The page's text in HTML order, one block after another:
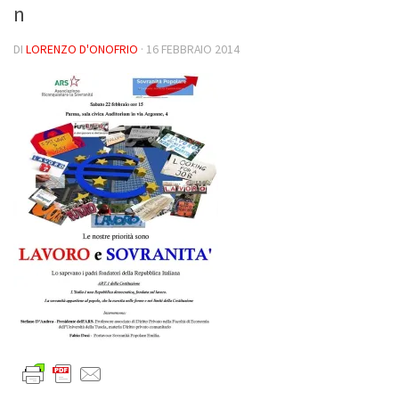
n
DI LORENZO D'ONOFRIO · 16 FEBBRAIO 2014